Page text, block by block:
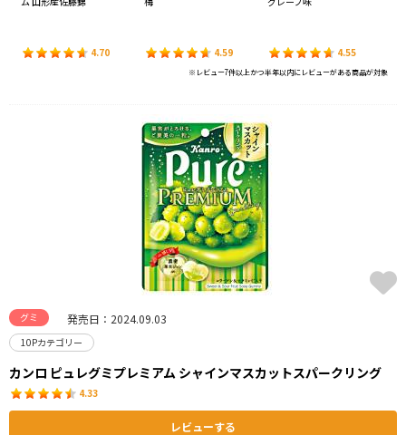
4.70 4.59 4.55
※レビュー7件以上かつ半年以内にレビューがある商品が対象
グミ 発売日：2024.09.03
10Pカテゴリー
カンロ ピュレグミプレミアム シャインマスカットスパークリング
4.33
レビューする